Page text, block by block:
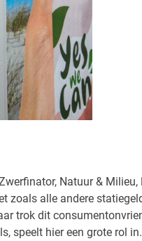
Natuur &
alle andere
trok dit
speelt hier een grote rol in.